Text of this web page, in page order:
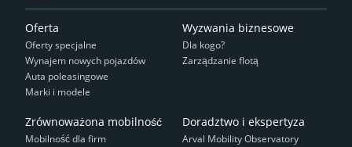
Oferta
Oferty specjalne
Wynajem nowych pojazdów
Auta poleasingowe
Marki i modele
Wyzwania biznesowe
Dla kogo?
Zarządzanie flotą
Zrównoważona mobilność
Mobilność dla firm
Doradztwo i ekspertyza
Arval Mobility Observatory